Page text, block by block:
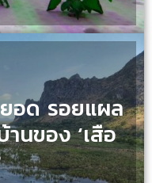
อด รอยแผล
นของ ‘เสือ